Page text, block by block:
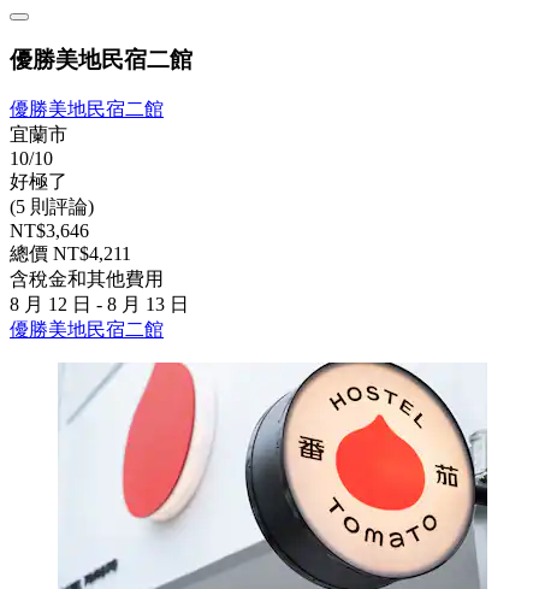
優勝美地民宿二館
優勝美地民宿二館
宜蘭市
10/10
好極了
(5 則評論)
NT$3,646
總價 NT$4,211
含稅金和其他費用
8 月 12 日 - 8 月 13 日
優勝美地民宿二館